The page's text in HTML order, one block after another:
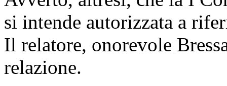
si intende autorizzata a
Il relatore, onorevole
relazione.